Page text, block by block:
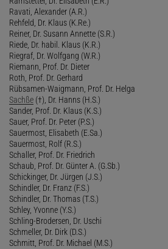
Ravati, Alexander (A.R.)
Rehfeld, Dr. Klaus (K.Re.)
Reiner, Dr. Susann Annette (S.R.)
Riede, Dr. habil. Klaus (K.R.)
Riegraf, Dr. Wolfgang (W.R.)
Riemann, Prof. Dr. Dieter
Roth, Prof. Dr. Gerhard
Rübsamen-Waigmann, Prof. Dr. Helga
Sachße (†), Dr. Hanns (H.S.)
Sander, Prof. Dr. Klaus (K.S.)
Sauer, Prof. Dr. Peter (P.S.)
Sauermost, Elisabeth (E.Sa.)
Sauermost, Rolf (R.S.)
Schaller, Prof. Dr. Friedrich
Schaub, Prof. Dr. Günter A. (G.Sb.)
Schickinger, Dr. Jürgen (J.S.)
Schindler, Dr. Franz (F.S.)
Schindler, Dr. Thomas (T.S.)
Schley, Yvonne (Y.S.)
Schling-Brodersen, Dr. Uschi
Schmeller, Dr. Dirk (D.S.)
Schmitt, Prof. Dr. Michael (M.S.)